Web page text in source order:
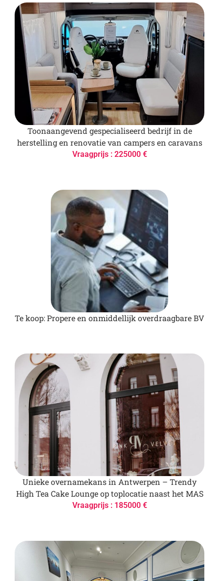
Toonaangevend gespecialiseerd bedrijf in de
herstelling en renovatie van campers en caravans
Vraagprijs : 225000 €
Te koop: Propere en onmiddellijk overdraagbare BV
Unieke overnamekans in Antwerpen – Trendy
High Tea Cake Lounge op toplocatie naast het MAS
Vraagprijs : 185000 €